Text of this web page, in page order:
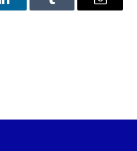
O
Tumblr
E-